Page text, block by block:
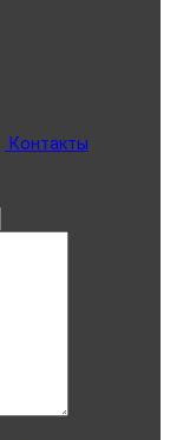
Контакты